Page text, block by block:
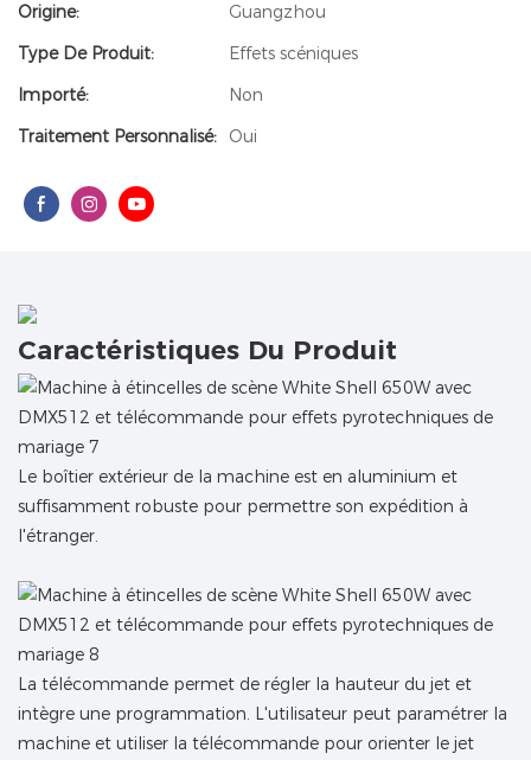
Origine:
Guangzhou
Type De Produit:
Effets scéniques
Importé:
Non
Traitement Personnalisé:
Oui
Caractéristiques Du Produit
Le boîtier extérieur de la machine est en aluminium et
suffisamment robuste pour permettre son expédition à
l'étranger.
La télécommande permet de régler la hauteur du jet et
intègre une programmation. L'utilisateur peut paramétrer la
machine et utiliser la télécommande pour orienter le jet